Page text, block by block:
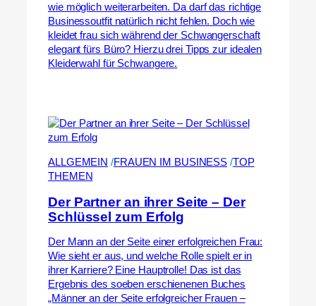
wie möglich weiterarbeiten. Da darf das richtige
Businessoutfit natürlich nicht fehlen. Doch wie
kleidet frau sich während der Schwangerschaft
elegant fürs Büro? Hierzu drei Tipps zur idealen
Kleiderwahl für Schwangere.
ALLGEMEIN /FRAUEN IM BUSINESS /TOP
THEMEN
Der Partner an ihrer Seite – Der
Schlüssel zum Erfolg
Der Mann an der Seite einer erfolgreichen Frau:
Wie sieht er aus, und welche Rolle spielt er in
ihrer Karriere? Eine Hauptrolle! Das ist das
Ergebnis des soeben erschienenen Buches
„Männer an der Seite erfolgreicher Frauen –